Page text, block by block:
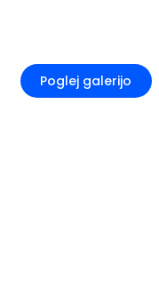
Poglej galerijo